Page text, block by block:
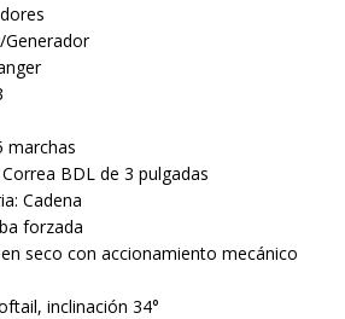
Generador
marchas
BDL de 3 pulgadas
Cadena
forzada
seco con accionamiento mecánico
inclinación 34°